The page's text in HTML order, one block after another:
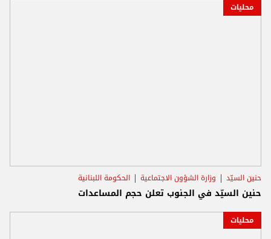
محليات
حنين السيّد وزارة الشؤون الاجتماعية الحكومة اللبنانية
حنين السيّد في الجنوب تعلن حجم المساعدات
محليات